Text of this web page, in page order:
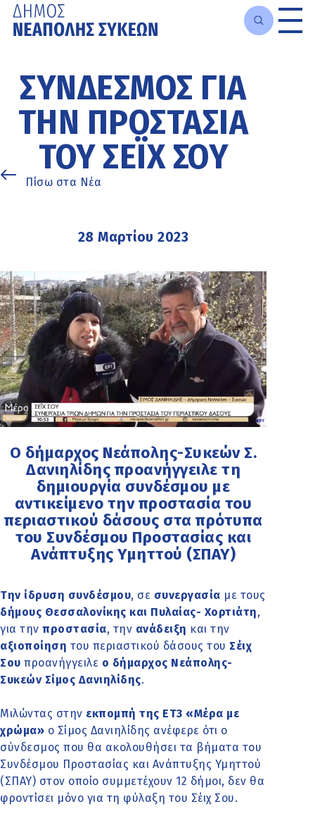
κυρίως
περιεχόμενο
ΣΎΝΔΕΣΜΟΣ ΓΙΑ
ΤΗΝ ΠΡΟΣΤΑΣΊΑ
ΤΟΥ ΣΈΙΧ ΣΟΥ
Πίσω στα Νέα
28 Μαρτίου 2023
Ο δήμαρχος Νεάπολης-Συκεών Σ.
Δανιηλίδης προανήγγειλε τη
δημιουργία συνδέσμου με
αντικείμενο την προστασία του
περιαστικού δάσους στα πρότυπα
του Συνδέσμου Προστασίας και
Ανάπτυξης Υμηττού (ΣΠΑΥ)
Την ίδρυση συνδέσμου, σε συνεργασία με τους
δήμους Θεσσαλονίκης και Πυλαίας- Χορτιάτη,
για την προστασία, την ανάδειξη και την
αξιοποίηση του περιαστικού δάσους του Σέιχ
Σου προανήγγειλε ο δήμαρχος Νεάπολης-
Συκεών Σίμος Δανιηλίδης.
Μιλώντας στην εκπομπή της ΕΤ3 «Μέρα με
χρώμα» ο Σίμος Δανιηλίδης ανέφερε ότι ο
σύνδεσμος που θα ακολουθήσει τα βήματα του
Συνδέσμου Προστασίας και Ανάπτυξης Υμηττού
(ΣΠΑΥ) στον οποίο συμμετέχουν 12 δήμοι, δεν θα
φροντίσει μόνο για τη φύλαξη του Σέιχ Σου.